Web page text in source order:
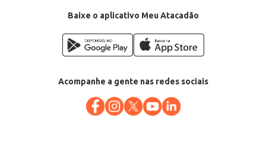
Baixe o aplicativo Meu Atacadão
Acompanhe a gente nas redes sociais